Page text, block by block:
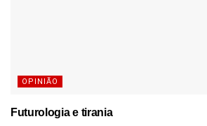
OPINIÃO
Futurologia e tirania